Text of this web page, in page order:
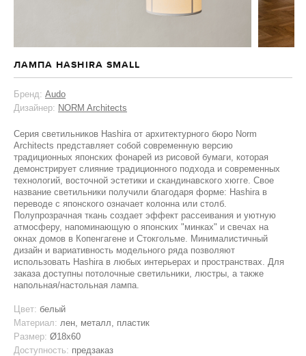
ЛАМПА HASHIRA SMALL
Бренд: Audo
Дизайнер: NORM Architects
Серия светильников Hashira от архитектурного бюро Norm
Architects представляет собой современную версию
традиционных японских фонарей из рисовой бумаги, которая
демонстрирует слияние традиционного подхода и современных
технологий, восточной эстетики и скандинавского хюгге. Свое
название светильники получили благодаря форме: Hashira в
переводе с японского означает колонна или столб.
Полупрозрачная ткань создает эффект рассеивания и уютную
атмосферу, напоминающую о японских "минках" и свечах на
окнах домов в Копенгагене и Стокгольме. Минималистичный
дизайн и вариативность модельного ряда позволяют
использовать Hashira в любых интерьерах и пространствах. Для
заказа доступны потолочные светильники, люстры, а также
напольная/настольная лампа.
Цвет: белый
Материал: лен, металл, пластик
Размер: Ø18х60
Доступность: предзаказ